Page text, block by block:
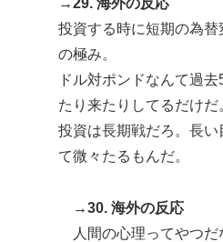
→29. 海外の反応
投資する時に短期の為
の極み。
ドル対ポンドなんて過
たり来たりしてるだけだ
投資は長期戦だろ。長
て微々たるもんだ。
→30. 海外の反応
人間の心理ってやつだ